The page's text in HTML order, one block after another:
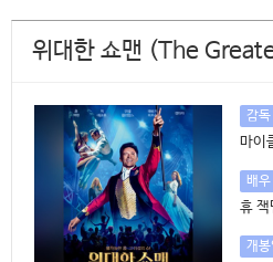
위대한 쇼맨 (The
감독
마이
배우
휴 잭
개봉